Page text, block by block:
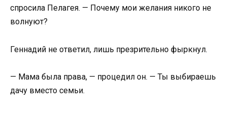
спросила Пелагея. — Почему мои желания никого не
волнуют?
Геннадий не ответил, лишь презрительно фыркнул.
— Мама была права, — процедил он. — Ты выбираешь
дачу вместо семьи.